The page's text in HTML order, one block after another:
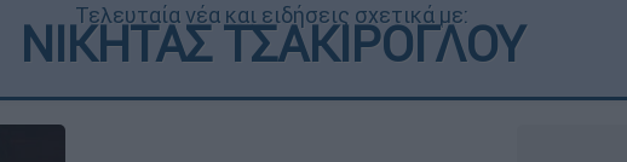
Τελευταία νέα και ειδήσεις σχετικά με:
ΝΙΚΗΤΑΣ ΤΣΑΚΙΡΟΓΛΟΥ